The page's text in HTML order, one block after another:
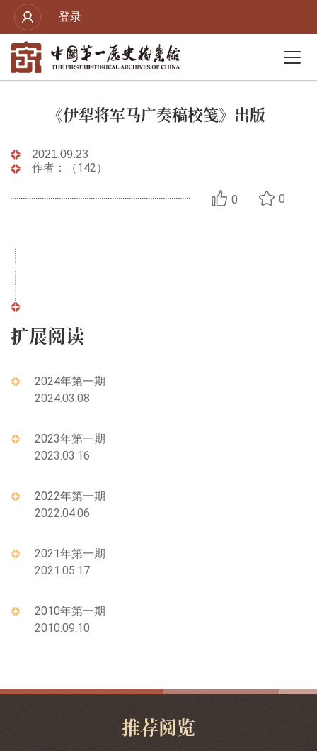
登录
《伊犁将军马广奏稿校笺》出版
2021.09.23
作者：（142）
0 0
扩展阅读
2024年第一期
2024.03.08
2023年第一期
2023.03.16
2022年第一期
2022.04.06
2021年第一期
2021.05.17
2010年第一期
2010.09.10
推荐阅览